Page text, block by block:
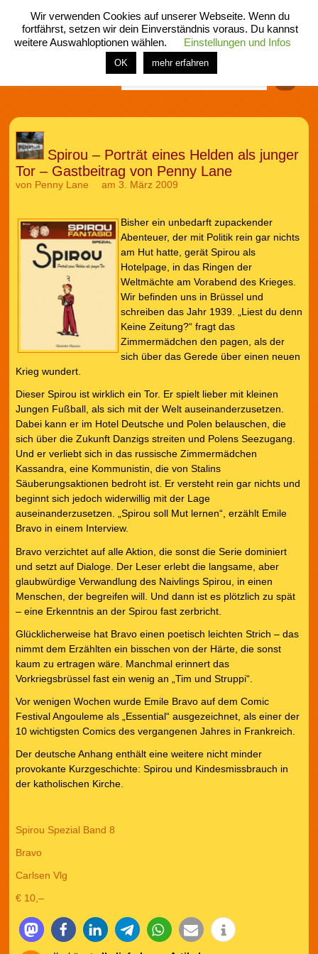
menü
home rubrik buch comic spiel fotos shop
Spirou – Porträt eines Helden als junger
Tor – Gastbeitrag von Penny Lane
von Penny Lane am 3. März 2009
Bisher ein unbedarft zupackender
Abenteuer, der mit Politik rein gar nichts
am Hut hatte, gerät Spirou als
Hotelpage, in das Ringen der
Weltmächte am Vorabend des Krieges.
Wir befinden uns in Brüssel und
schreiben das Jahr 1939. „Liest du denn
Keine Zeitung?“ fragt das
Zimmermädchen den pagen, als der
sich über das Gerede über einen neuen
Krieg wundert.
Dieser Spirou ist wirklich ein Tor. Er spielt lieber mit kleinen
Jungen Fußball, als sich mit der Welt auseinanderzusetzen.
Dabei kann er im Hotel Deutsche und Polen belauschen, die
sich über die Zukunft Danzigs streiten und Polens Seezugang.
Und er verliebt sich in das russische Zimmermädchen
Kassandra, eine Kommunistin, die von Stalins
Säuberungsaktionen bedroht ist. Er versteht rein gar nichts und
beginnt sich jedoch widerwillig mit der Lage
auseinanderzusetzen. „Spirou soll Mut lernen“, erzählt Emile
Bravo in einem Interview.
Bravo verzichtet auf alle Aktion, die sonst die Serie dominiert
und setzt auf Dialoge. Der Leser erlebt die langsame, aber
glaubwürdige Verwandlung des Naivlings Spirou, in einen
Menschen, der begreifen will. Und dann ist es plötzlich zu spät
– eine Erkenntnis an der Spirou fast zerbricht.
Glücklicherweise hat Bravo einen poetisch leichten Strich – das
nimmt dem Erzählten ein bisschen von der Härte, die sonst
kaum zu ertragen wäre. Manchmal erinnert das
Vorkriegsbrüssel fast ein wenig an „Tim und Struppi“.
Vor wenigen Wochen wurde Emile Bravo auf dem Comic
Festival Angouleme als „Essential“ ausgezeichnet, als einer der
10 wichtigsten Comics des vergangenen Jahres in Frankreich.
Der deutsche Anhang enthält eine weitere nicht minder
provokante Kurzgeschichte: Spirou und Kindesmissbrauch in
der katholischen Kirche.
Spirou Spezial Band 8
Bravo
Carlsen Vlg
€ 10,–
Wir verwenden Cookies auf unserer Webseite. Wenn du
fortfährst, setzen wir dein Einverständnis voraus. Du kannst
weitere Auswahloptionen wählen.
Einstellungen und Infos
OK mehr erfahren